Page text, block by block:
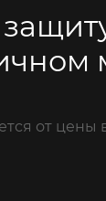
от цены